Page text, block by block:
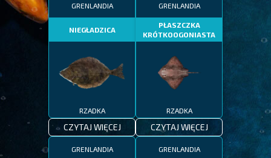
GRENLANDIA
NIEGŁADZICA
RZADKA
CZYTAJ WIĘCEJ
GRENLANDIA
PŁASZCZKA
KRÓTKOOGONIASTA
RZADKA
CZYTAJ WIĘCEJ
GRENLANDIA GRENLANDIA